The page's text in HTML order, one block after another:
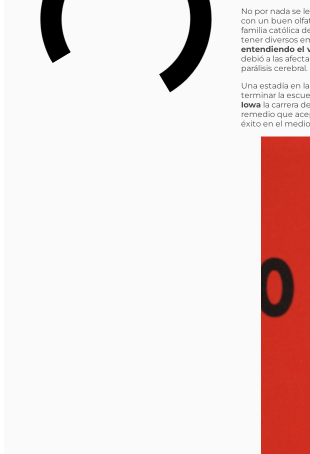
No por nada se
con un buen
familia católica
tener diversos
entendiendo el
debió a las
parálisis cerebral.
Una estadía en
terminar la
Iowa la carrera
remedio que
éxito en el